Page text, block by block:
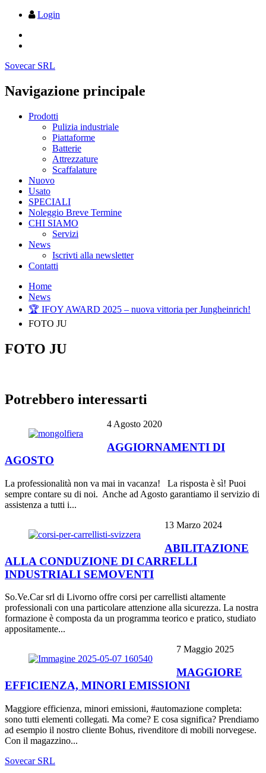
Login
Sovecar SRL
Navigazione principale
Prodotti
Pulizia industriale
Piattaforme
Batterie
Attrezzature
Scaffalature
Nuovo
Usato
SPECIALI
Noleggio Breve Termine
CHI SIAMO
Servizi
News
Iscrivti alla newsletter
Contatti
Home
News
🏆 IFOY AWARD 2025 – nuova vittoria per Jungheinrich!
FOTO JU
FOTO JU
Potrebbero interessarti
4 Agosto 2020
AGGIORNAMENTI DI
AGOSTO
La professionalità non va mai in vacanza! La risposta è sì! Puoi
sempre contare su di noi. Anche ad Agosto garantiamo il servizio di
assistenza a tutti i...
13 Marzo 2024
ABILITAZIONE
ALLA CONDUZIONE DI CARRELLI
INDUSTRIALI SEMOVENTI
So.Ve.Car srl di Livorno offre corsi per carrellisti altamente
professionali con una particolare attenzione alla sicurezza. La nostra
formazione è composta da un programma teorico e pratico, studiato
appositamente...
7 Maggio 2025
MAGGIORE
EFFICIENZA, MINORI EMISSIONI
Maggiore efficienza, minori emissioni, #automazione completa:
sono tutti elementi collegati. Ma come? E cosa significa? Prendiamo
ad esempio il nostro cliente Bohus, rivenditore di mobili norvegese.
Con il magazzino...
Sovecar SRL